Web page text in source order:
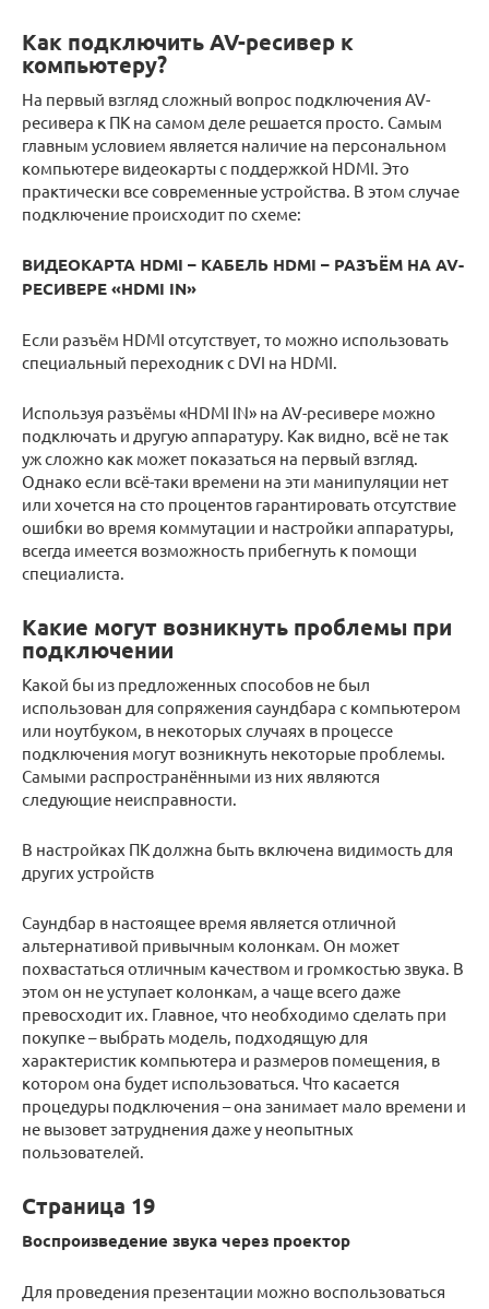
Как подключить AV-ресивер к
компьютеру?
На первый взгляд сложный вопрос подключения AV-
ресивера к ПК на самом деле решается просто. Самым
главным условием является наличие на персональном
компьютере видеокарты с поддержкой HDMI. Это
практически все современные устройства. В этом случае
подключение происходит по схеме:
ВИДЕОКАРТА HDMI – КАБЕЛЬ HDMI – РАЗЪЁМ НА AV-
РЕСИВЕРЕ «HDMI IN»
Если разъём HDMI отсутствует, то можно использовать
специальный переходник с DVI на HDMI.
Используя разъёмы «HDMI IN» на AV-ресивере можно
подключать и другую аппаратуру. Как видно, всё не так
уж сложно как может показаться на первый взгляд.
Однако если всё-таки времени на эти манипуляции нет
или хочется на сто процентов гарантировать отсутствие
ошибки во время коммутации и настройки аппаратуры,
всегда имеется возможность прибегнуть к помощи
специалиста.
Какие могут возникнуть проблемы при
подключении
Какой бы из предложенных способов не был
использован для сопряжения саундбара с компьютером
или ноутбуком, в некоторых случаях в процессе
подключения могут возникнуть некоторые проблемы.
Самыми распространёнными из них являются
следующие неисправности.
В настройках ПК должна быть включена видимость для
других устройств
Саундбар в настоящее время является отличной
альтернативой привычным колонкам. Он может
похвастаться отличным качеством и громкостью звука. В
этом он не уступает колонкам, а чаще всего даже
превосходит их. Главное, что необходимо сделать при
покупке – выбрать модель, подходящую для
характеристик компьютера и размеров помещения, в
котором она будет использоваться. Что касается
процедуры подключения – она занимает мало времени и
не вызовет затруднения даже у неопытных
пользователей.
Страница 19
Воспроизведение звука через проектор
Для проведения презентации можно воспользоваться